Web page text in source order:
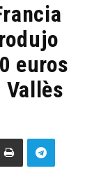
euros